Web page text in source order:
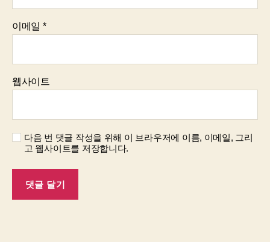
이메일 *
웹사이트
다음 번 댓글 작성을 위해 이 브라우저에 이름, 이메일, 그리
고 웹사이트를 저장합니다.